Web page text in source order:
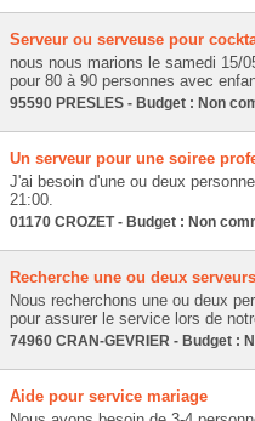
Serveur ou serveuse pour
nous nous marions le samedi 15/
pour 80 à 90 personnes avec
95590 PRESLES - Budget : Non
Un serveur pour une soiree
J'ai besoin d'une ou deux
21:00.
01170 CROZET - Budget : Non
Recherche une ou deux
Nous recherchons une ou deux
pour assurer le service lors de
74960 CRAN-GEVRIER - Budget :
Aide pour service mariage